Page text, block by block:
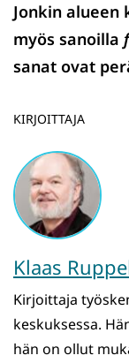
Jonkin alueen
myös sanoilla
sanat ovat
KIRJOITTAJA
Klaas
Kirjoittaja
keskuksessa.
hän on ollut